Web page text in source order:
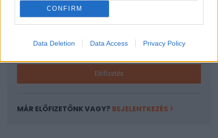
CONFIRM
Data Deletion Data Access Privacy Policy
Az előfizetés a következőket tartalmazza:
Portfolio.hu teljes cikkarchívum
Előfizetés
MÁR ELŐFIZETŐNK VAGY? BEJELENTKEZÉS